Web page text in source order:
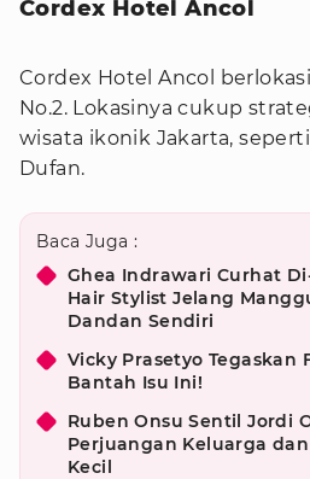
Cordex Hotel Ancol
Cordex Hotel Ancol
No.2. Lokasinya cukup
wisata ikonik Jakarta,
Dufan.
Baca Juga :
Ghea Indrawari Curhat
Hair Stylist Jelang
Dandan Sendiri
Vicky Prasetyo Tegaskan
Bantah Isu Ini!
Ruben Onsu Sentil Jordi
Perjuangan Keluarga
Kecil